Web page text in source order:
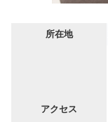
所在地
アクセス